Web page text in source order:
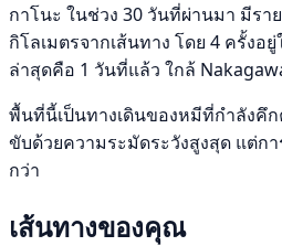
กาโนะ ในช่วง 30 วันที่ผ่านมา มีรา
กิโลเมตรจากเส้นทาง โดย 4 ครั้งอ
ล่าสุดคือ 1 วันที่แล้ว ใกล้
พื้นที่นี้เป็นทางเดินของหมีที่กำลังคึ
ขับด้วยความระมัดระวังสูงสุด แต่กา
กว่า
เส้นทางของคุณ